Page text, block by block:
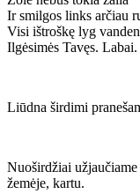
Ir smilgos links arčiau
Visi ištroškę lyg
Ilgėsimės Tavęs. Labai.
Liūdna širdimi
Nuoširdžiai
žemėje, kartu.